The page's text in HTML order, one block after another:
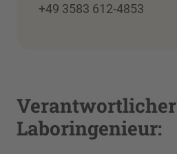
+49 3583 612-4853
Verantwortlicher
Laboringenieur: